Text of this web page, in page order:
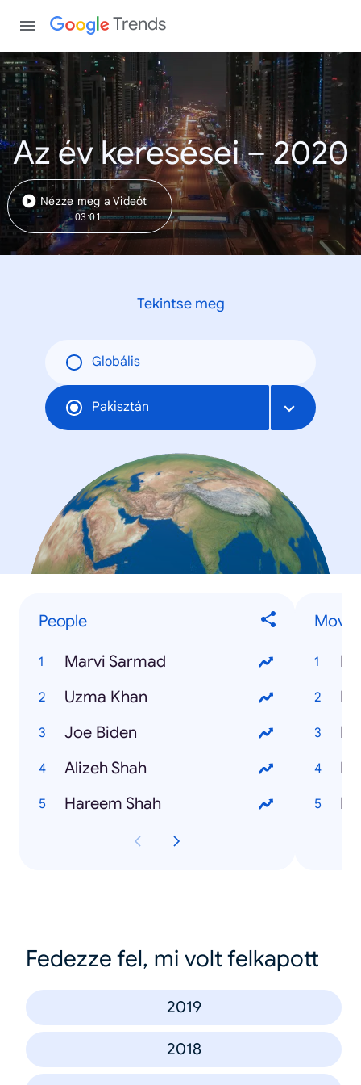
Trends
Az év keresései – 2020
Nézze meg a Videót
03:01
Tekintse meg
Globális
Pakisztán
People
Marvi Sarmad
Uzma Khan
Joe Biden
Alizeh Shah
Hareem Shah
Fedezze fel, mi volt felkapott
2019
2018